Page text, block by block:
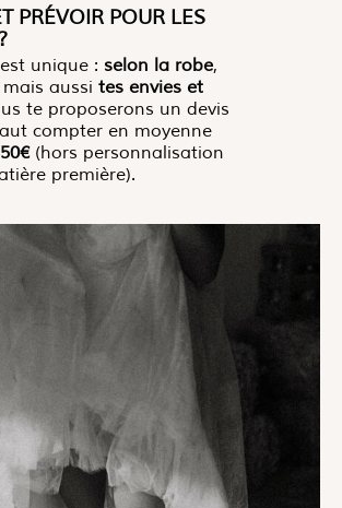
PRÉVOIR POUR LES
unique : selon la robe,
aussi tes envies et
te proposerons un devis
compter en moyenne
(hors personnalisation
première).